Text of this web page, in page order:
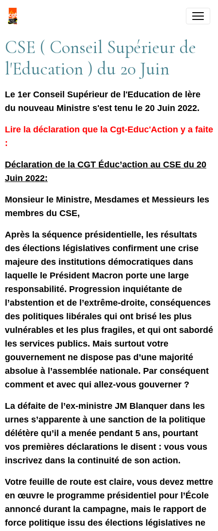
CSE ( Conseil Supérieur de
l'Education ) du 20 Juin
Le 1er Conseil Supérieur de l'Education de lère
du nouveau Ministre s'est tenu le 20 Juin 2022.
Lire la déclaration que la Cgt-Educ'Action y a faite
:
Déclaration de la CGT Éduc’action au CSE du 20
Juin 2022:
Monsieur le Ministre, Mesdames et Messieurs les
membres du CSE,
Après la séquence présidentielle, les résultats
des élections législatives confirment une crise
majeure des institutions démocratiques dans
laquelle le Président Macron porte une large
responsabilité. Progression inquiétante de
l’abstention et de l’extrême-droite, conséquences
des politiques libérales qui ont brisé les plus
vulnérables et les plus fragiles, et qui ont sabordé
les services publics. Mais surtout votre
gouvernement ne dispose pas d’une majorité
absolue à l’assemblée nationale. Par conséquent
comment et avec qui allez-vous gouverner ?
La défaite de l’ex-ministre JM Blanquer dans les
urnes s’apparente à une sanction de la politique
délétère qu’il a menée pendant 5 ans, pourtant
vos premières déclarations le disent : vous vous
inscrivez dans la continuité de son action.
Votre feuille de route est claire, vous devez mettre
en œuvre le programme présidentiel pour l’École
annoncé durant la campagne, mais le rapport de
force politique issu des élections législatives ne